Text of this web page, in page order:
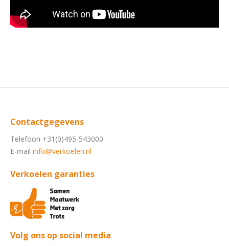
Contactgegevens
Telefoon +31(0)495-543000
E-mail info@verkoelen.nl
Verkoelen garanties
Volg ons op social media